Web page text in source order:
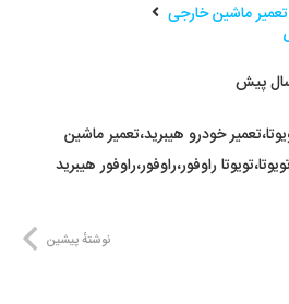
تعمیر ماشین خارجی
،تعمیر خودرو هیبرید،تعمیر ماشین
تویوتا،تویوتا راوفور،راوفور،راوفور هیبرید
نوشتهٔ پیشین